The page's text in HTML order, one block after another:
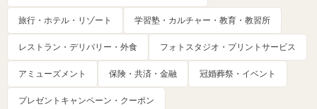
旅行・ホテル・リゾート 学習塾・カルチャー・教育・教習所
レストラン・デリバリー・外食 フォトスタジオ・プリントサービス
アミューズメント 保険・共済・金融 冠婚葬祭・イベント
プレゼントキャンペーン・クーポン